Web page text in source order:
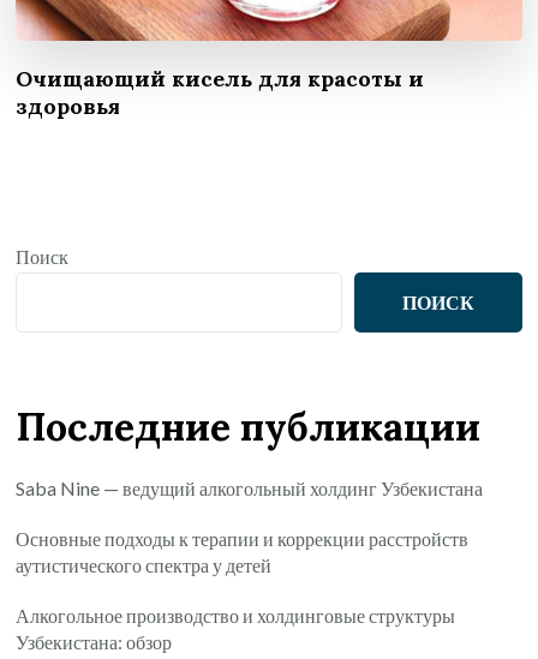
Очищающий кисель для красоты и
здоровья
Поиск
ПОИСК
Последние публикации
Saba Nine — ведущий алкогольный холдинг Узбекистана
Основные подходы к терапии и коррекции расстройств
аутистического спектра у детей
Алкогольное производство и холдинговые структуры
Узбекистана: обзор